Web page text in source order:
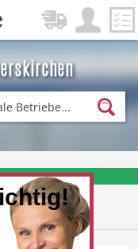
erhalten